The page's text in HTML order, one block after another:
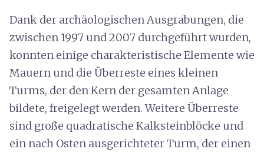
Dank der archäologischen Ausgrabungen, die
zwischen 1997 und 2007 durchgeführt wurden,
konnten einige charakteristische Elemente wie
Mauern und die Überreste eines kleinen
Turms, der den Kern der gesamten Anlage
bildete, freigelegt werden. Weitere Überreste
sind große quadratische Kalksteinblöcke und
ein nach Osten ausgerichteter Turm, der einen